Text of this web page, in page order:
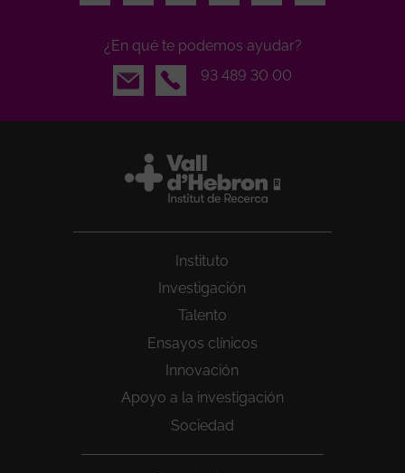
¿En qué te podemos ayudar?
Email
93 489 30 00
Instituto
Investigación
Talento
Ensayos clínicos
Innovación
Apoyo a la investigación
Sociedad